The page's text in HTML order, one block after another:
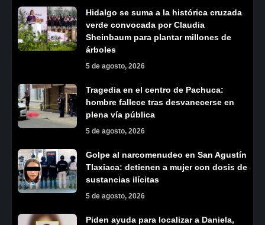
Hidalgo se suma a la histórica cruzada
verde convocada por Claudia
Sheinbaum para plantar millones de
árboles
5 de agosto, 2026
Tragedia en el centro de Pachuca:
hombre fallece tras desvanecerse en
plena vía pública
5 de agosto, 2026
Golpe al narcomenudeo en San Agustín
Tlaxiaca: detienen a mujer con dosis de
sustancias ilícitas
5 de agosto, 2026
Piden ayuda para localizar a Daniela,